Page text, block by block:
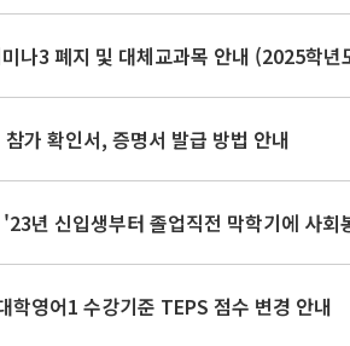
나3 폐지 및 대체교과목 안내 (2025학년
가 확인서, 증명서 발급 방법 안내
년 신입생부터 졸업직전 막학기에 사회
영어1 수강기준 TEPS 점수 변경 안내